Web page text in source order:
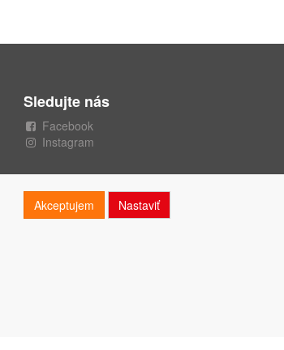
Sledujte nás
Facebook
Instagram
Akceptujem Nastaviť